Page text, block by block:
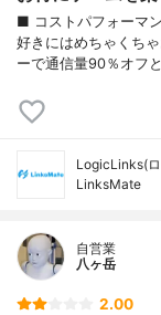
■ コストパフォーマ
好きにはめちゃくち
ーで通信量90％オフ
LogicLinks(
LinksMate
自営業
八ヶ岳
2.00